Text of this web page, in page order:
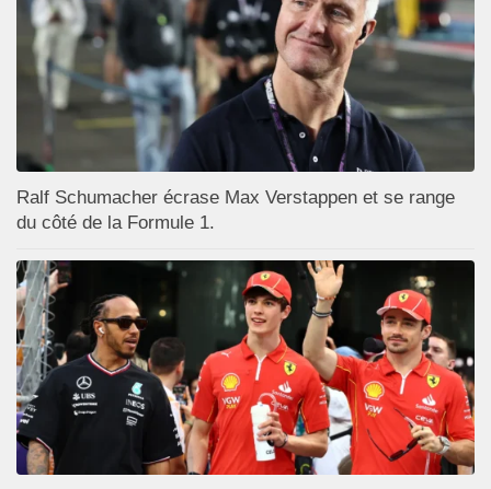
Ralf Schumacher écrase Max Verstappen et se range
du côté de la Formule 1.